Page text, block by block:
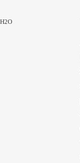
H2O